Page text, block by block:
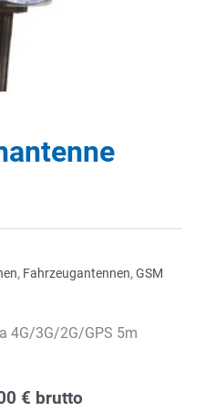
, Fahrzeugantennen,GSM
4G/3G/2G/GPS 5m
€ brutto